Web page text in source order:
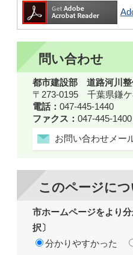
問い合わせ
都市建設部 道路河川
〒273-0195 千葉県鎌
電話： 047-445-1440
ファクス： 047-445-1400
お問い合わせメー
このページにつ
市ホームページをより
択〕
分かりやすかった